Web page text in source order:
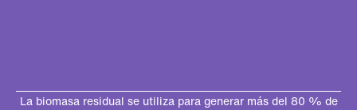
La biomasa residual se utiliza para generar más del 80 % de